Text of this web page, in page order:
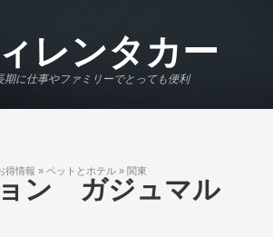
レンタカー
に仕事やファミリーでとっても便利
得情報 » ペットとホテル » 関東
ン ガジュマル